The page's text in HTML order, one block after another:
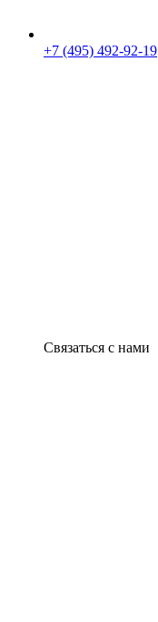
+7 (495) 492-92-19
Связаться с нами